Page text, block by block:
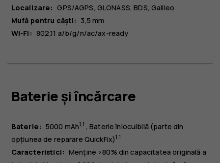
Localizare: GPS/AGPS, GLONASS, BDS, Galileo
Mufă pentru căști: 3,5 mm
Wi-Fi: 802.11 a/b/g/n/ac/ax-ready
Baterie și încărcare
Baterie: 5000 mAh1,1
Baterie înlocuibilă (parte din
opțiunea de reparare QuickFix)1,1
Caracteristici: Menține >80% din capacitatea originală a